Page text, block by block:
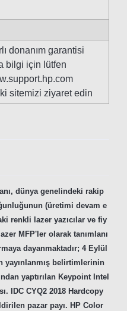
donanım garantisi
bilgi için lütfen
sitemizi ziyaret edin
dünya genelindeki rakip
(üretimi devam e
renkli lazer yazıcılar ve fiy
MFP'ler olarak tanımlanı
dayanmaktadır; 4 Eylül
yayınlanmış belirtimlerinin
yaptırılan Keypoint Intel
IDC CYQ2 2018 Hardcopy
pazar payı. HP Color